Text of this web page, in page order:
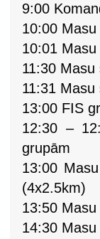
9:00
10:00
10:01
11:30
11:31
13:00 FIS
12:30 –
grupām
13:00
(4x2.5km)
13:50
14:30